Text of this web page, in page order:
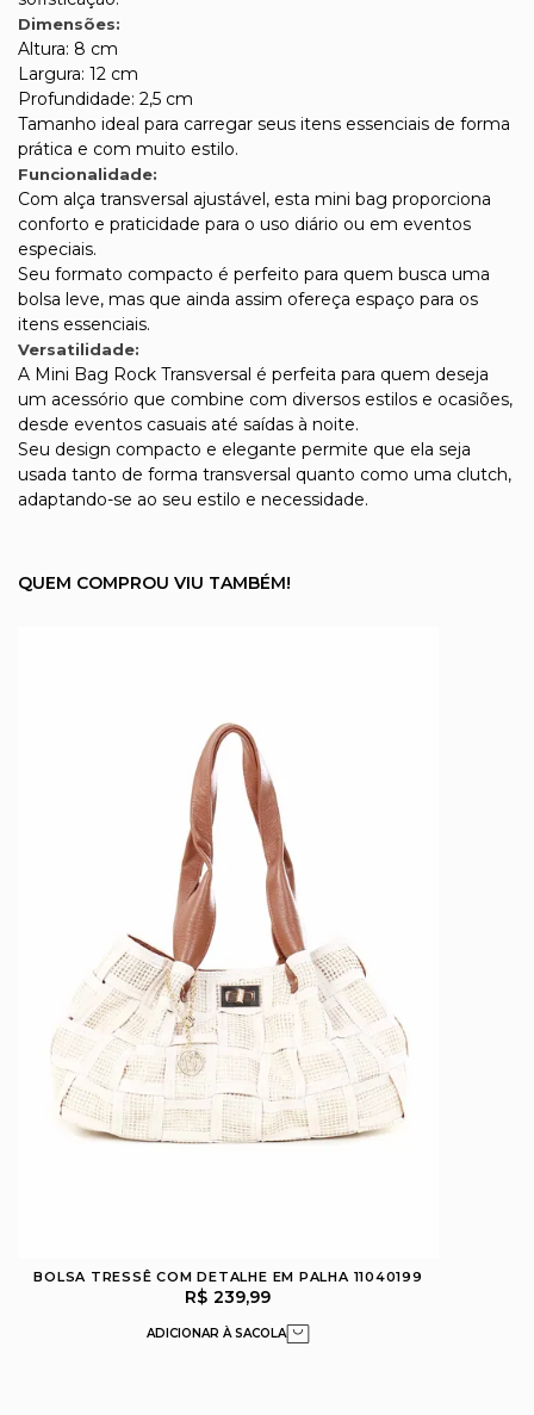
Dimensões:
Altura: 8 cm
Largura: 12 cm
Profundidade: 2,5 cm
Tamanho ideal para carregar seus itens essenciais de forma
prática e com muito estilo.
Funcionalidade:
Com alça transversal ajustável, esta mini bag proporciona
conforto e praticidade para o uso diário ou em eventos
especiais.
Seu formato compacto é perfeito para quem busca uma
bolsa leve, mas que ainda assim ofereça espaço para os
itens essenciais.
Versatilidade:
A Mini Bag Rock Transversal é perfeita para quem deseja
um acessório que combine com diversos estilos e ocasiões,
desde eventos casuais até saídas à noite.
Seu design compacto e elegante permite que ela seja
usada tanto de forma transversal quanto como uma clutch,
adaptando-se ao seu estilo e necessidade.
QUEM COMPROU VIU TAMBÉM!
BOLSA TRESSÊ COM DETALHE EM PALHA 11040199
R$ 239,99